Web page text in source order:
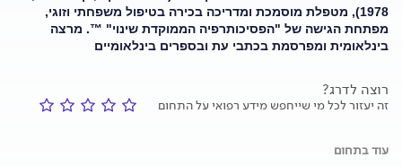
1978), מטפלת מוסמכת ומדריכה בכירה בטיפול משפחתי וזוגי,
מפתחת הגישה של "הפסיכותרפיה הממוקדת שינוי" ™. מרצה
בינלאומית ומפרסמת בכתבי עת ובספרים בינלאומיים
רוצה לדרג?
זה יעזור לכל מי שייחפש מידע רפואי על התחום
עוד בתחום